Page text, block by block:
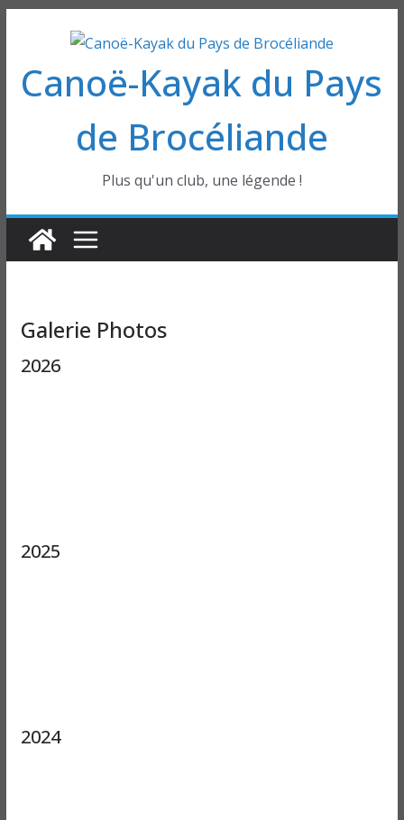
contenu
Canoë-Kayak du Pays
de Brocéliande
Plus qu'un club, une légende !
Galerie Photos
2026
2025
2024